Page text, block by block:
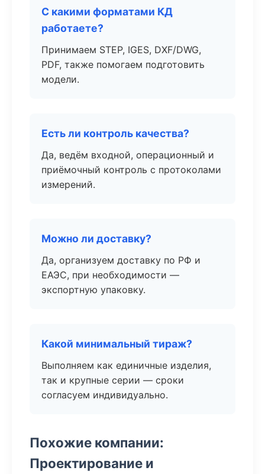
С какими форматами КД
работаете?
Принимаем STEP, IGES, DXF/DWG,
PDF, также помогаем подготовить
модели.
Есть ли контроль качества?
Да, ведём входной, операционный и
приёмочный контроль с протоколами
измерений.
Можно ли доставку?
Да, организуем доставку по РФ и
ЕАЭС, при необходимости —
экспортную упаковку.
Какой минимальный тираж?
Выполняем как единичные изделия,
так и крупные серии — сроки
согласуем индивидуально.
Похожие компании:
Проектирование и